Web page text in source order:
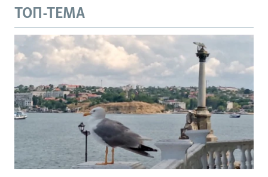
ТОП-ТЕМА